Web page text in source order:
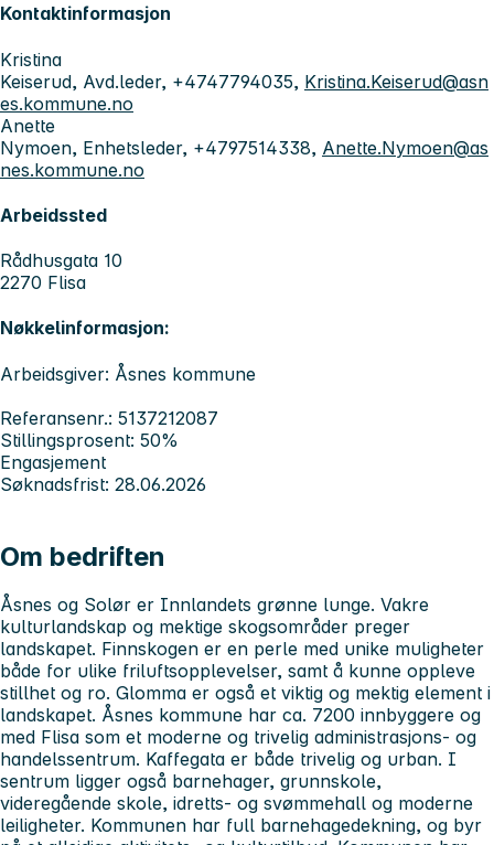
Kontaktinformasjon
Kristina
Keiserud, Avd.leder, +4747794035, Kristina.Keiserud@asn
es.kommune.no
Anette
Nymoen, Enhetsleder, +4797514338, Anette.Nymoen@as
nes.kommune.no
Arbeidssted
Rådhusgata 10
2270 Flisa
Nøkkelinformasjon:
Arbeidsgiver: Åsnes kommune
Referansenr.: 5137212087
Stillingsprosent: 50%
Engasjement
Søknadsfrist: 28.06.2026
Om bedriften
Åsnes og Solør er Innlandets grønne lunge. Vakre
kulturlandskap og mektige skogsområder preger
landskapet. Finnskogen er en perle med unike muligheter
både for ulike friluftsopplevelser, samt å kunne oppleve
stillhet og ro. Glomma er også et viktig og mektig element i
landskapet. Åsnes kommune har ca. 7200 innbyggere og
med Flisa som et moderne og trivelig administrasjons- og
handelssentrum. Kaffegata er både trivelig og urban. I
sentrum ligger også barnehager, grunnskole,
videregående skole, idretts- og svømmehall og moderne
leiligheter. Kommunen har full barnehagedekning, og byr